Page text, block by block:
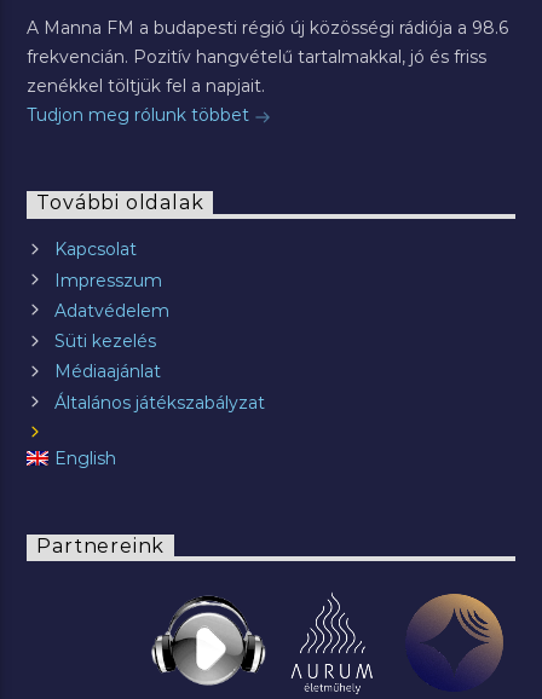
A Manna FM a budapesti régió új közösségi rádiója a 98.6
frekvencián. Pozitív hangvételű tartalmakkal, jó és friss
zenékkel töltjük fel a napjait.
Tudjon meg rólunk többet
További oldalak
Kapcsolat
Impresszum
Adatvédelem
Süti kezelés
Médiaajánlat
Általános játékszabályzat
English
Partnereink